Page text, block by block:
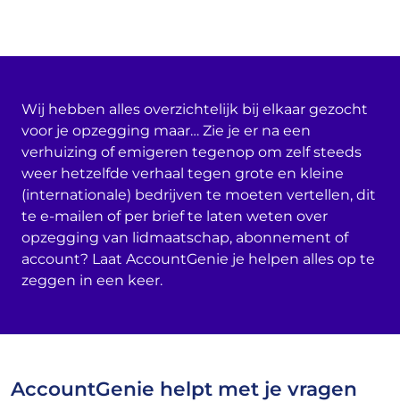
Wij hebben alles overzichtelijk bij elkaar gezocht
voor je opzegging maar… Zie je er na een
verhuizing of emigeren tegenop om zelf steeds
weer hetzelfde verhaal tegen grote en kleine
(internationale) bedrijven te moeten vertellen, dit
te e-mailen of per brief te laten weten over
opzegging van lidmaatschap, abonnement of
account? Laat AccountGenie je helpen alles op te
zeggen in een keer.
AccountGenie helpt met je vragen